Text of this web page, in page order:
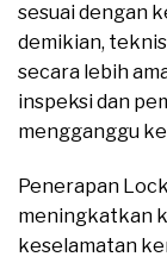
sesuai dengan
demikian,
secara lebih
inspeksi dan
mengganggu
Penerapan
meningkatkan
keselamatan